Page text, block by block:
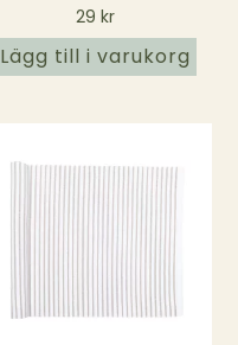
29 kr
Lägg till i varukorg